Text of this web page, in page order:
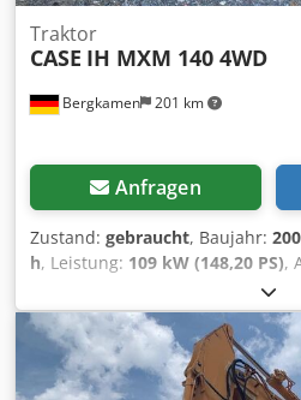
Bergkamen 201 km
Traktor
CASE IH MXM 140 4WD
Anfragen
Zustand: gebraucht, Baujahr:
h, Leistung: 109 kW (148,20 PS),
Allradantrieb, Kabine,
Länge:4.692 mm Breite:2.507
Csdewlmt Iopfx Andsrf
rNennleistung:105,9 kW, 144PS
Zylinderanzahl:6 Hubraum:7.480